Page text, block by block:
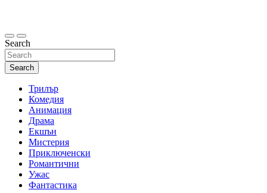
Search
Search
Трилър
Комедия
Анимация
Драма
Екшън
Мистерия
Приключенски
Романтични
Ужас
Фантастика